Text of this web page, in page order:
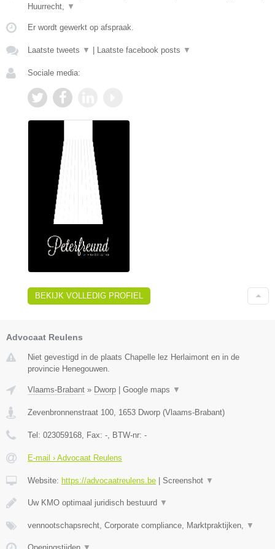
Huurrecht,
▼
Er wordt gewerkt op afspraak.
Laatste tweets ▼ Laatste facebook posts ▼
Sociale media:
BEKIJK VOLLEDIG PROFIEL
Advocaat Reulens
Niet gevestigd in de plaats Chapelle lez Herlaimont en in de
provincie Henegouwen.
Vlaams-Brabant » Dworp Google maps ▼
Zevenbronnenstraat 100 1653 Dworp (Vlaams-Brabant)
Tel: 023059168 , Fax: - , BTW-nr: -
E-mail › Advocaat Reulens
Website: https://advocaatreulens.be Screenshot ▼
Uw KMO optimaal juridisch bestuurd ▼
vennootschapsrecht, Corporate compliance, Marktpraktijken, ▼